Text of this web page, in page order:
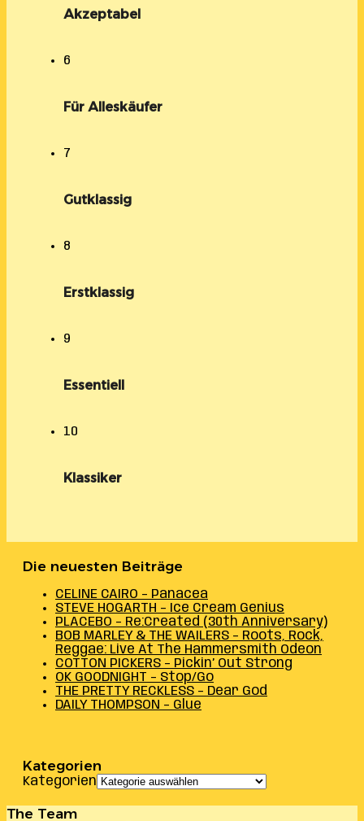
Akzeptabel
6
Für Alleskäufer
7
Gutklassig
8
Erstklassig
9
Essentiell
10
Klassiker
Die neuesten Beiträge
CELINE CAIRO – Panacea
STEVE HOGARTH – Ice Cream Genius
PLACEBO – Re:Created (30th Anniversary)
BOB MARLEY & THE WAILERS – Roots, Rock,
Reggae: Live At The Hammersmith Odeon
COTTON PICKERS – Pickin’ Out Strong
OK GOODNIGHT – Stop/Go
THE PRETTY RECKLESS – Dear God
DAILY THOMPSON – Glue
Kategorien
Kategorien
The Team